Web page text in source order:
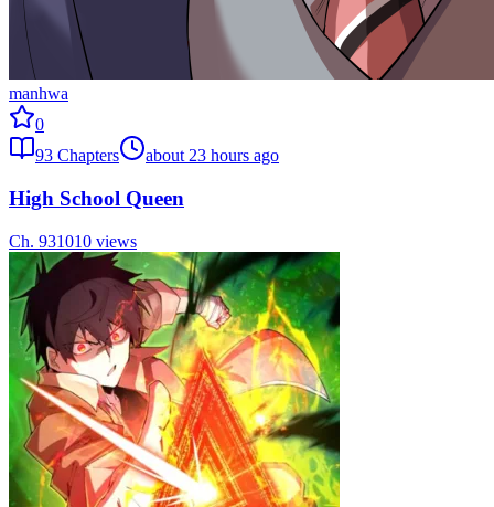
manhwa
0
93 Chapters about 23 hours ago
High School Queen
Ch. 931010 views